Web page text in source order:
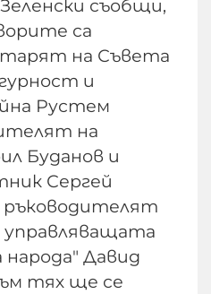
съобщи,
са
на Съвета
и
Рустем
на
Буданов и
Сергей
ръководителят
управляващата
народа" Давид
тях ще се